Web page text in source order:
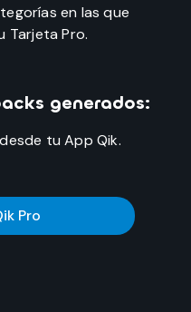
en las que
Tarjeta Pro.
generados:
tu App Qik.
Pro